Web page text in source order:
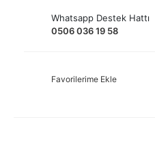
Whatsapp Destek Hattı
0506 036 19 58
Favorilerime Ekle